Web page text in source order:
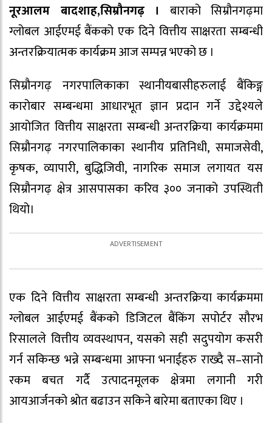
नूरआलम बादशाह,सिम्रौनगढ़ । बाराको सिम्रौनगढ़मा
ग्लोबल आईएमई बैंकको एक दिने वित्तीय साक्षरता सम्बन्धी
अन्तरक्रियात्मक कार्यक्रम आज सम्पन्न भएको छ ।
सिम्रौनगढ़ नगरपालिकाका स्थानीयबासीहरुलाई बैंकिङ्ग
कारोबार सम्बन्धमा आधारभूत ज्ञान प्रदान गर्ने उद्देश्यले
आयोजित वित्तीय साक्षरता सम्बन्धी अन्तरक्रिया कार्यक्रममा
सिम्रौनगढ़ नगरपालिकाका स्थानीय प्रतिनिधी, समाजसेवी,
कृषक, व्यापारी, बुद्धिजिवी, नागरिक समाज लगायत यस
सिम्रौनगढ़ क्षेत्र आसपासका करिव ३०० जनाको उपस्थिती
थियो।
एक दिने वित्तीय साक्षरता सम्बन्धी अन्तरक्रिया कार्यक्रममा
ग्लोबल आईएमई बैंकको डिजिटल बैंकिंग सपोर्टर सौरभ
रिसालले वित्तीय व्यवस्थापन, यसको सही सदुपयोग कसरी
गर्न सकिन्छ भन्ने सम्बन्धमा आफ्ना भनाईहरु राख्दै स–सानो
रकम बचत गर्दै उत्पादनमूलक क्षेत्रमा लगानी गरी
आयआर्जनको श्रोत बढाउन सकिने बारेमा बताएका थिए ।